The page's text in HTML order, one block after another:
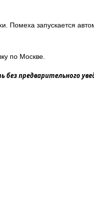
Помеха запускается
по Москве.
предварительного